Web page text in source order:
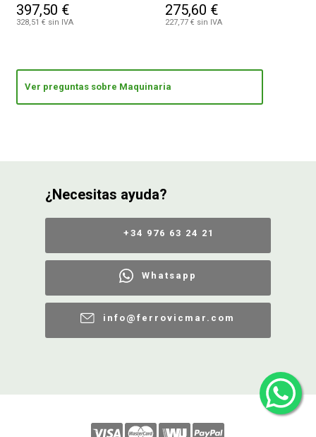
397,50 €
328,51 € sin IVA
275,60 €
227,77 € sin IVA
Ver preguntas sobre Maquinaria
¿Necesitas ayuda?
+34 976 63 24 21
Whatsapp
info@ferrovicmar.com